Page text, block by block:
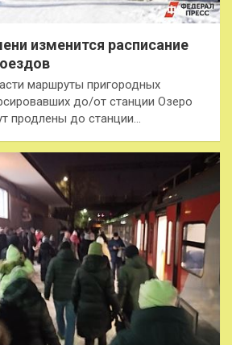
изменится расписание
маршруты пригородных
до/от станции Озеро
продлены до станции…